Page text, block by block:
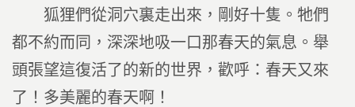
狐狸們從洞穴裏走出來，剛好十隻。牠們
都不約而同，深深地吸一口那春天的氣息。舉
頭張望這復活了的新的世界，歡呼：春天又來
了！多美麗的春天啊！